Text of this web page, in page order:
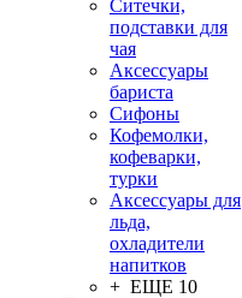
Ситечки,
подставки для
чая
Аксессуары
бариста
Сифоны
Кофемолки,
кофеварки,
турки
Аксессуары для
льда,
охладители
напитков
+ ЕЩЕ 10